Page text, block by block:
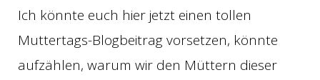
Ich könnte euch hier jetzt einen tollen
Muttertags-Blogbeitrag vorsetzen, könnte
aufzählen, warum wir den Müttern dieser